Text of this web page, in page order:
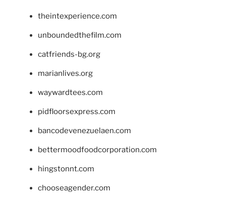
theintexperience.com
unboundedthefilm.com
catfriends-bg.org
marianlives.org
waywardtees.com
pidfloorsexpress.com
bancodevenezuelaen.com
bettermoodfoodcorporation.com
hingstonnt.com
chooseagender.com